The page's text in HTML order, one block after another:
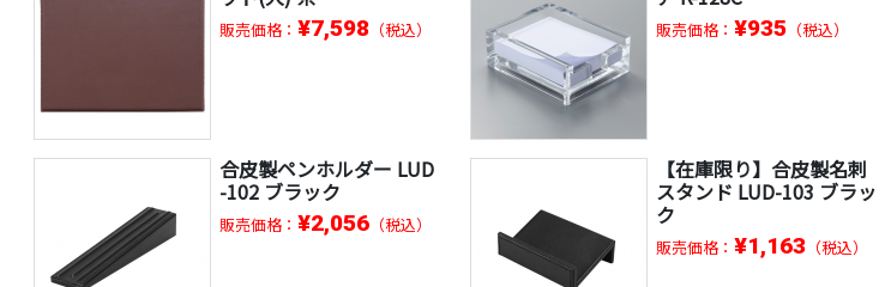
販売価格：¥7,598 （税込） 販売価格： ¥935（税込）
合皮製ペンホルダー LUD
-102 ブラック
販売価格：¥2,056 （税込）
【在庫限り】合皮製名刺
スタンド LUD-103 ブラッ
ク
販売価格： ¥1,163（税込）